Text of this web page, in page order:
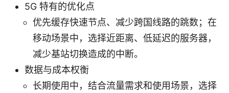
5G 特有的优化点
优先缓存快速节点、减少跨国线路的跳数；在
移动场景中，选择近距离、低延迟的服务器，
减少基站切换造成的中断。
数据与成本权衡
长期使用中，结合流量需求和使用场景，选择